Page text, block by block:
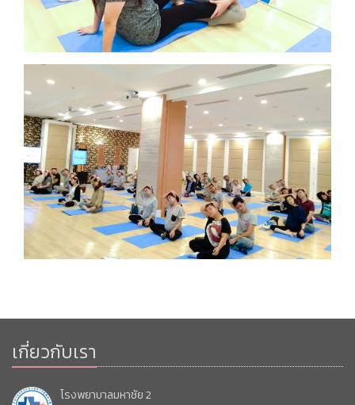
เกี่ยวกับเรา
โรงพยาบาลมหาชัย 2